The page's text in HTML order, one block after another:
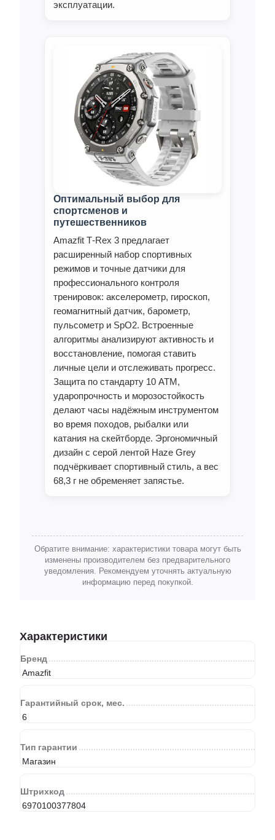
эксплуатации.
Оптимальный выбор для
спортсменов и
путешественников
Amazfit T‑Rex 3 предлагает
расширенный набор спортивных
режимов и точные датчики для
профессионального контроля
тренировок: акселерометр, гироскоп,
геомагнитный датчик, барометр,
пульсометр и SpO2. Встроенные
алгоритмы анализируют активность и
восстановление, помогая ставить
личные цели и отслеживать прогресс.
Защита по стандарту 10 ATM,
ударопрочность и морозостойкость
делают часы надёжным инструментом
во время походов, рыбалки или
катания на скейтборде. Эргономичный
дизайн с серой лентой Haze Grey
подчёркивает спортивный стиль, а вес
68,3 г не обременяет запястье.
Обратите внимание: характеристики товара могут быть
изменены производителем без предварительного
уведомления. Рекомендуем уточнять актуальную
информацию перед покупкой.
Характеристики
Бренд
Amazfit
Гарантийный срок, мес.
6
Тип гарантии
Магазин
Штрихкод
6970100377804